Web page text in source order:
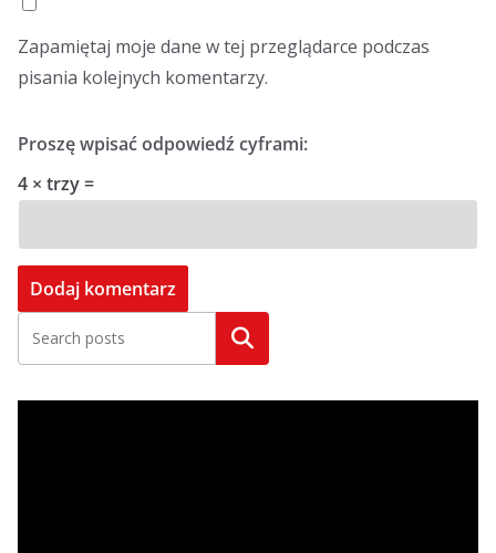
Zapamiętaj moje dane w tej przeglądarce podczas
pisania kolejnych komentarzy.
Proszę wpisać odpowiedź cyframi:
4 × trzy =
Szukaj